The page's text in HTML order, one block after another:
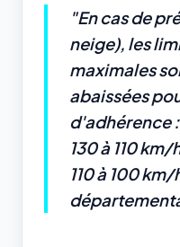
"En cas de
neige), les
maximales
abaissées
d'adhérence
130 à 110
110 à 100